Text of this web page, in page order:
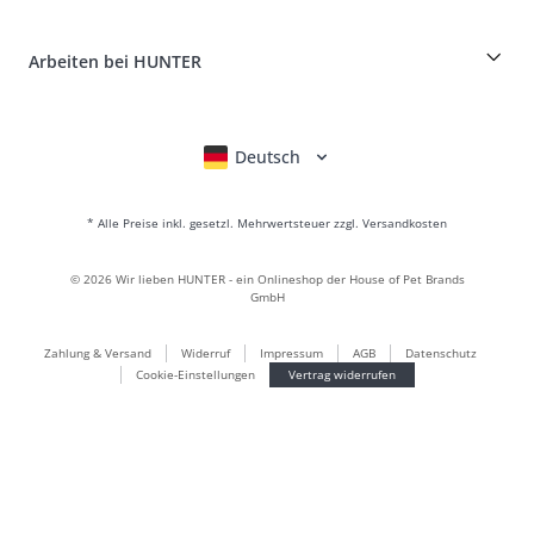
Leder ist unsere Leidenschaft
BVB Dortmund
Geschenkewelt
Hundebekleidung
LOVE
Arbeiten bei HUNTER
* Alle Preise inkl. gesetzl. Mehrwertsteuer zzgl. Versandkosten
Deutsch
Zahlung & Versand Widerruf Impressum AGB
Datenschutz
Cookie-Einstellungen
Vertrag widerrufen
© 2026 Wir lieben HUNTER - ein Onlineshop der House of Pet Brands
GmbH